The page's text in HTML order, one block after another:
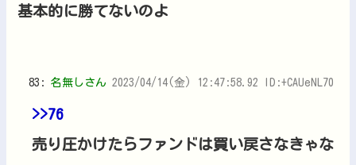
基本的に勝てないのよ
83: 名無しさん 2023/04/14(金) 12:47:58.92 ID:+CAUeNL70
>>76
売り圧かけたらファンドは買い戻さなきゃな